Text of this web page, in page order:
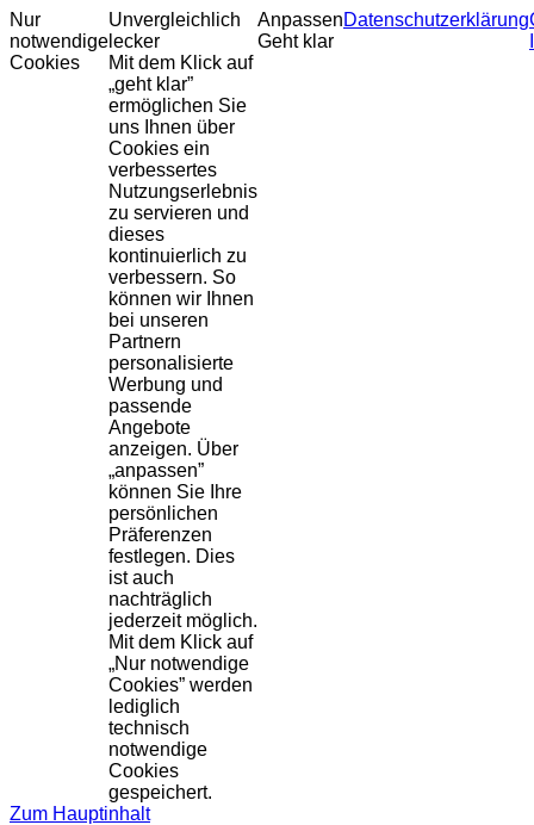
Nur
notwendige
Cookies
Unvergleichlich
lecker
Mit dem Klick auf
„geht klar”
ermöglichen Sie
uns Ihnen über
Cookies ein
verbessertes
Nutzungserlebnis
zu servieren und
dieses
kontinuierlich zu
verbessern. So
können wir Ihnen
bei unseren
Partnern
personalisierte
Werbung und
passende
Angebote
anzeigen. Über
„anpassen”
können Sie Ihre
persönlichen
Präferenzen
festlegen. Dies
ist auch
nachträglich
jederzeit möglich.
Mit dem Klick auf
„Nur notwendige
Cookies” werden
lediglich
technisch
notwendige
Cookies
gespeichert.
Anpassen
Geht klar
Datenschutzerklärung
Zum Hauptinhalt